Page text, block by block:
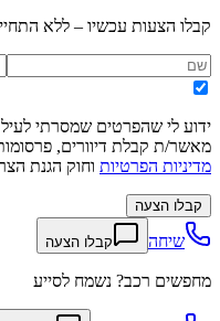
קבלו הצעות עכשיו – ללא
ידוע לי שהפרטים שמסרתי לעיל
מאשר/ת קבלת דיוורים,
מדיניות הפרטיות וחוק הגנת
קבלו הצעה
שיחה קבלו הצעה
מחפשים רכב? נשמח לסייע